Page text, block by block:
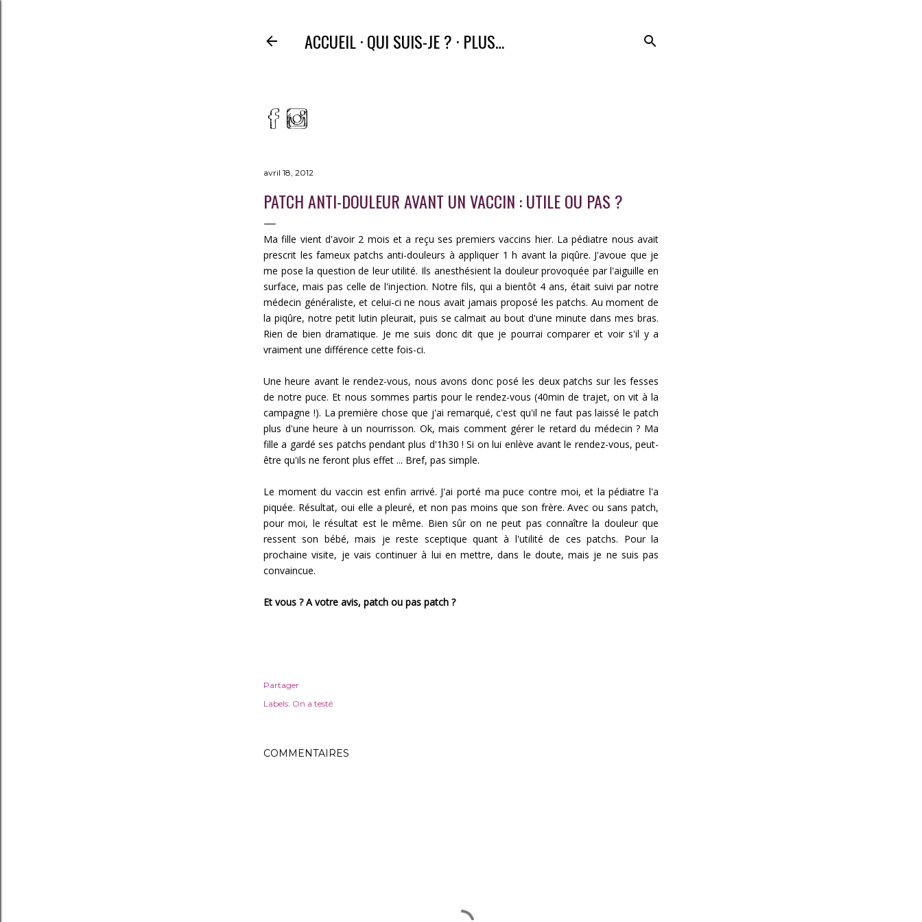
ACCUEIL QUI SUIS-JE ? PLUS…
avril 18, 2012
PATCH ANTI-DOULEUR AVANT UN VACCIN : UTILE OU PAS ?
Ma fille vient d'avoir 2 mois et a reçu ses premiers vaccins hier. La pédiatre nous avait
prescrit les fameux patchs anti-douleurs à appliquer 1 h avant la piqûre. J'avoue que je
me pose la question de leur utilité. Ils anesthésient la douleur provoquée par l'aiguille en
surface, mais pas celle de l'injection. Notre fils, qui a bientôt 4 ans, était suivi par notre
médecin généraliste, et celui-ci ne nous avait jamais proposé les patchs. Au moment de
la piqûre, notre petit lutin pleurait, puis se calmait au bout d'une minute dans mes bras.
Rien de bien dramatique. Je me suis donc dit que je pourrai comparer et voir s'il y a
vraiment une différence cette fois-ci.
Une heure avant le rendez-vous, nous avons donc posé les deux patchs sur les fesses
de notre puce. Et nous sommes partis pour le rendez-vous (40min de trajet, on vit à la
campagne !). La première chose que j'ai remarqué, c'est qu'il ne faut pas laissé le patch
plus d'une heure à un nourrisson. Ok, mais comment gérer le retard du médecin ? Ma
fille a gardé ses patchs pendant plus d'1h30 ! Si on lui enlève avant le rendez-vous, peut-
être qu'ils ne feront plus effet ... Bref, pas simple.
Le moment du vaccin est enfin arrivé. J'ai porté ma puce contre moi, et la pédiatre l'a
piquée. Résultat, oui elle a pleuré, et non pas moins que son frère. Avec ou sans patch,
pour moi, le résultat est le même. Bien sûr on ne peut pas connaître la douleur que
ressent son bébé, mais je reste sceptique quant à l'utilité de ces patchs. Pour la
prochaine visite, je vais continuer à lui en mettre, dans le doute, mais je ne suis pas
convaincue.
Et vous ? A votre avis, patch ou pas patch ?
Partager
Labels: On a testé
COMMENTAIRES